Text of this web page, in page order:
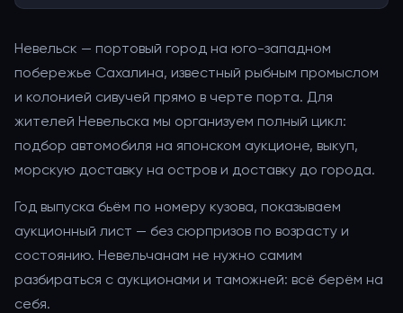
Невельск — портовый город на юго-западном
побережье Сахалина, известный рыбным промыслом
и колонией сивучей прямо в черте порта. Для
жителей Невельска мы организуем полный цикл:
подбор автомобиля на японском аукционе, выкуп,
морскую доставку на остров и доставку до города.
Год выпуска бьём по номеру кузова, показываем
аукционный лист — без сюрпризов по возрасту и
состоянию. Невельчанам не нужно самим
разбираться с аукционами и таможней: всё берём на
себя.